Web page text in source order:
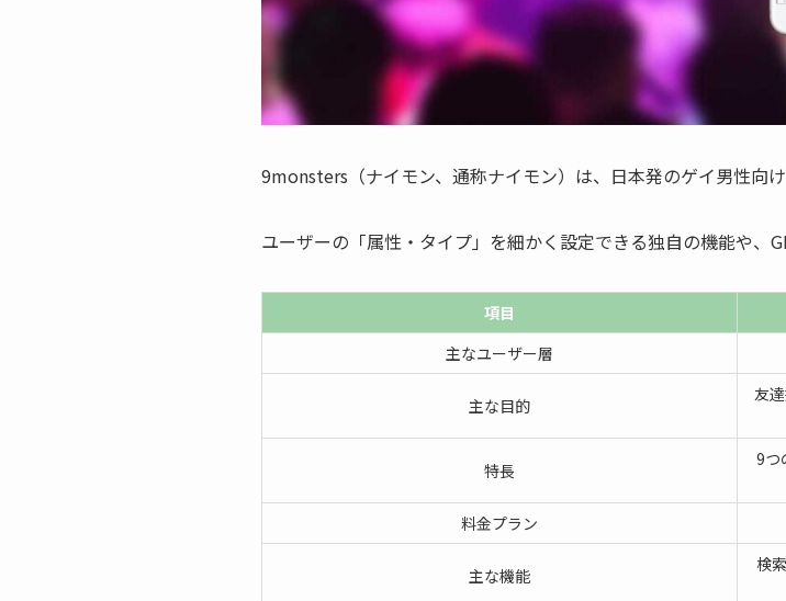
9monsters（ナイモン、通称ナイモン）は、日本発のゲイ男性向け
ユーザーの「属性・タイプ」を細かく設定できる独自の機能や、
項目
主なユーザー層
主な目的
友
特長
9つ
料金プラン
主な機能
検